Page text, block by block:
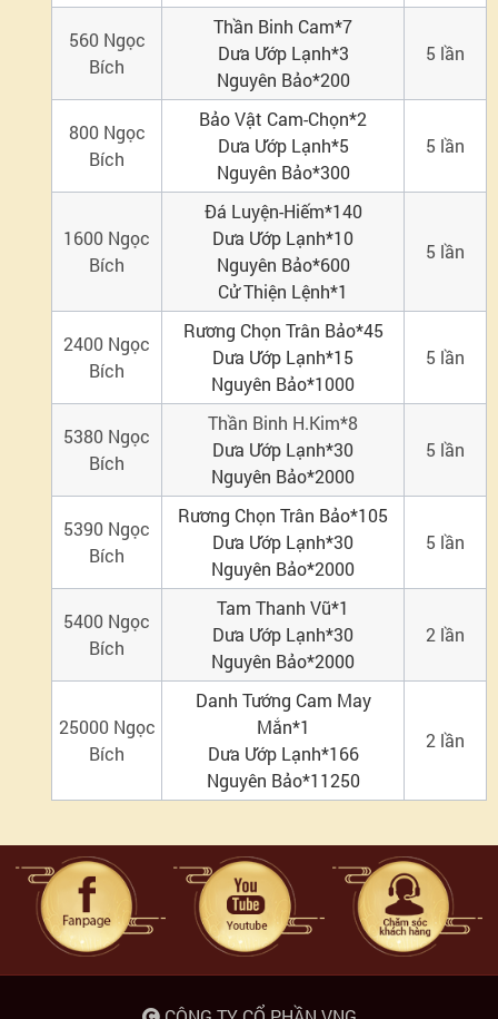
560 Ngọc
Bích
Thần Binh Cam*7
Dưa Ướp Lạnh*3
Nguyên Bảo*200
5 lần
800 Ngọc
Bích
Bảo Vật Cam-Chọn*2
Dưa Ướp Lạnh*5
Nguyên Bảo*300
5 lần
1600 Ngọc
Bích
Đá Luyện-Hiếm*140
Dưa Ướp Lạnh*10
Nguyên Bảo*600
Cử Thiện Lệnh*1
5 lần
2400 Ngọc
Bích
Rương Chọn Trân Bảo*45
Dưa Ướp Lạnh*15
Nguyên Bảo*1000
5 lần
5380 Ngọc
Bích
Thần Binh H.Kim*8
Dưa Ướp Lạnh*30
Nguyên Bảo*2000
5 lần
5390 Ngọc
Bích
Rương Chọn Trân Bảo*105
Dưa Ướp Lạnh*30
Nguyên Bảo*2000
5 lần
5400 Ngọc
Bích
Tam Thanh Vũ*1
Dưa Ướp Lạnh*30
Nguyên Bảo*2000
2 lần
25000 Ngọc
Bích
Danh Tướng Cam May
Mắn*1
Dưa Ướp Lạnh*166
Nguyên Bảo*11250
2 lần